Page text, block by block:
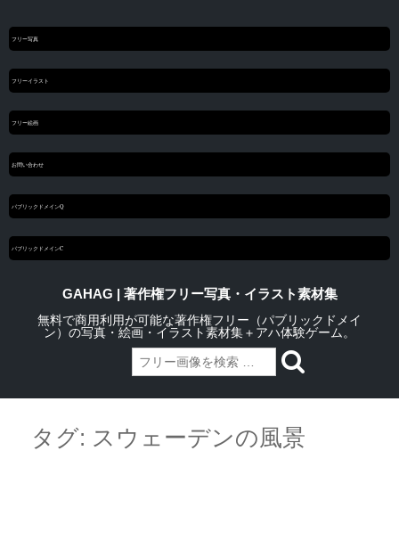
フリー写真
フリーイラスト
フリー絵画
お問い合わせ
パブリックドメインQ
パブリックドメインC
GAHAG | 著作権フリー写真・イラスト素材集
無料で商用利用が可能な著作権フリー（パブリックドメイ
ン）の写真・絵画・イラスト素材集＋アハ体験ゲーム。
contentタグ: スウェーデンの風景